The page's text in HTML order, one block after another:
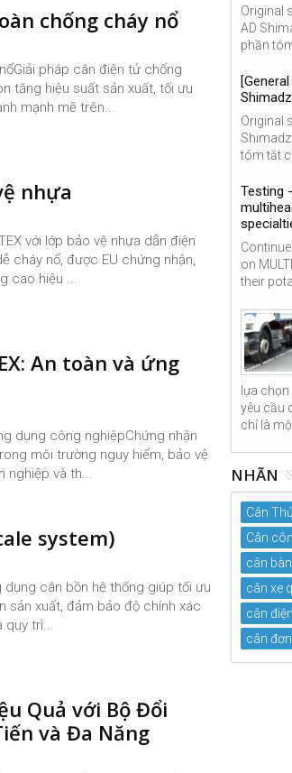
chống cháy nổ
pháp cân điện tử chống
tăng hiệu suất sản xuất, tối ưu
mạnh mẽ trên...
nhựa
với lớp bảo vệ nhựa dẫn điện
cháy nổ, được EU chứng nhận,
cao hiệu ...
An toàn và ứng
dụng công nghiệpChứng nhận
môi trường nguy hiểm, bảo vệ
nghiệp và th...
system)
cân bồn hệ thống giúp tối ưu
sản xuất, đảm bảo độ chính xác
quy trì...
Quả với Bộ Đổi
và Đa Năng
Original
AD
phần
Original
tóm tắt
Testing
on
their
lựa chọn
yêu cầu
chỉ là
NHÃN
Cân
Cân
cân
cân xe
cân
cân